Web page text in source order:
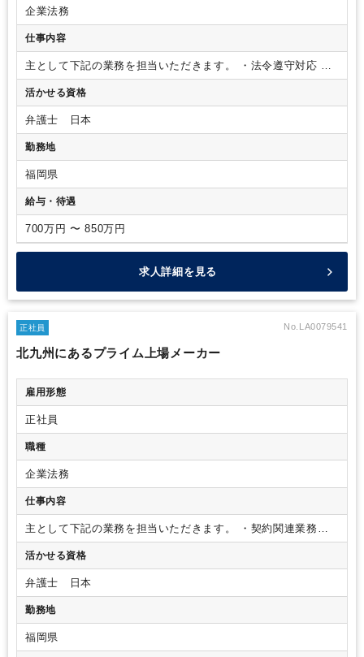
企業法務
仕事内容
主として下記の業務を担当いただきます。 ・法令遵守対応 ・
内部通報制度・社内規定の管理
活かせる資格
弁護士 日本
勤務地
福岡県
給与・待遇
700万円 〜 850万円
求人詳細を見る
正社員 No.LA0079541
北九州にあるプライム上場メーカー
雇用形態
正社員
職種
企業法務
仕事内容
主として下記の業務を担当いただきます。
・契約関連業務全
般（契約書のレビュー・ドラフト）・法的紛争対応・各種法
律相談（弁護士相談含む）
報窓口
・株主総会、取締役会事務局
業務をお任せいたします。
に異動の可能性があります。
活かせる資格
弁護士 日本
勤務地
福岡県